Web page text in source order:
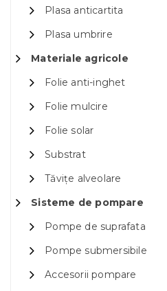
Plasa anticartita
Plasa umbrire
Materiale agricole
Folie anti-inghet
Folie mulcire
Folie solar
Substrat
Tăvițe alveolare
Sisteme de pompare
Pompe de suprafata
Pompe submersibile
Accesorii pompare